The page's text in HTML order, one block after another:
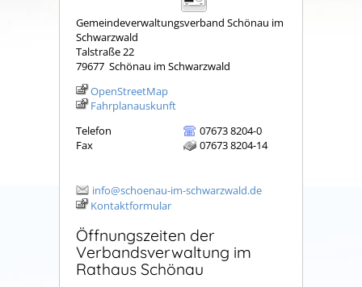
Gemeindeverwaltungsverband Schönau im
Schwarzwald
Talstraße 22
79677 Schönau im Schwarzwald
OpenStreetMap
Fahrplanauskunft
Telefon
07673 8204-0
Fax
07673 8204-14
info@schoenau-im-schwarzwald.de
Kontaktformular
Öffnungszeiten der
Verbandsverwaltung im
Rathaus Schönau